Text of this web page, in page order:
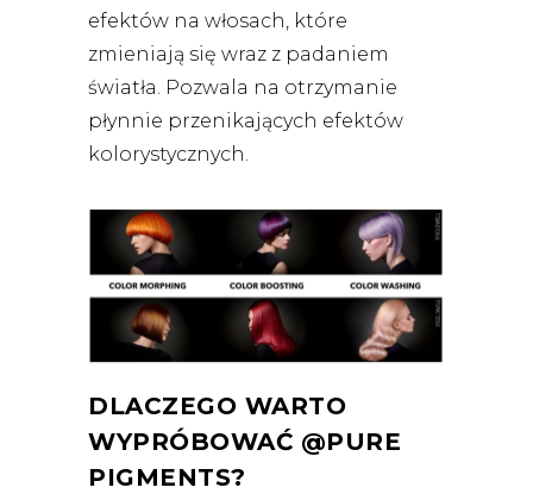
efektów na włosach, które
zmieniają się wraz z padaniem
światła. Pozwala na otrzymanie
płynnie przenikających efektów
kolorystycznych.
DLACZEGO WARTO
WYPRÓBOWAĆ @PURE
PIGMENTS?